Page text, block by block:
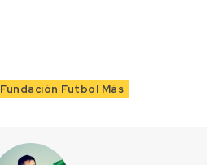
Fundación Futbol Más